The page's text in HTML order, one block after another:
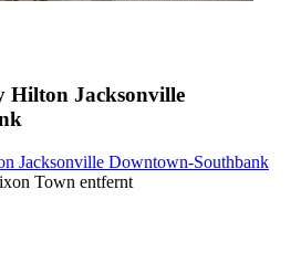
Hilton Jacksonville
Jacksonville Downtown-Southbank
Town entfernt